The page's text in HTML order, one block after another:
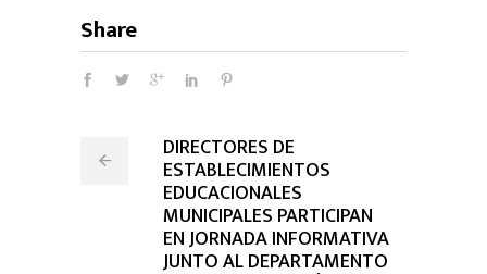
Share
DIRECTORES DE
ESTABLECIMIENTOS
EDUCACIONALES
MUNICIPALES PARTICIPAN
EN JORNADA INFORMATIVA
JUNTO AL DEPARTAMENTO